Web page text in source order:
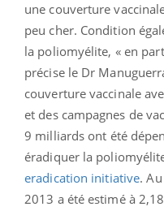
une couverture
peu cher. Condition
la poliomyélite, « en
précise le Dr
couverture vaccinale
et des campagnes de
9 milliards ont été
éradiquer la
eradication initiative.
2013 a été estimé à